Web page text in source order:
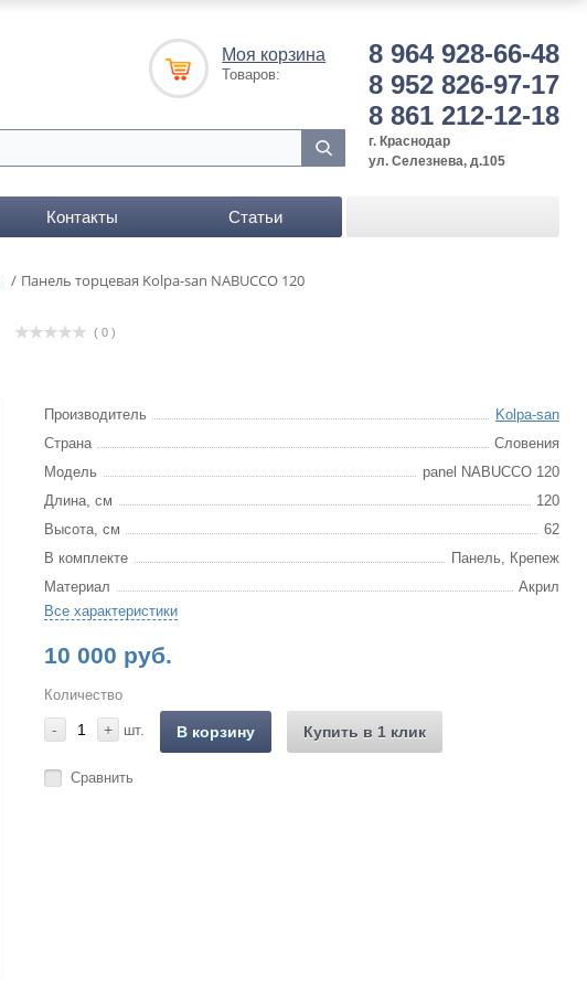
8 964 928-66-48
8 952 826-97-17
8 861 212-12-18
г. Краснодар
ул. Селезнева, д.105
Моя корзина
Товаров:
Контакты Статьи
/ Панель торцевая Kolpa-san NABUCCO 120
( 0 )
Производитель
Kolpa-san
Страна
Словения
Модель
panel NABUCCO 120
Длина, см
120
Высота, см
62
В комплекте
Панель, Крепеж
Материал
Акрил
Все характеристики
10 000 руб.
Количество
- + шт. В корзину Купить в 1 клик
Сравнить